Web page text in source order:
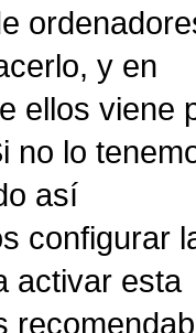
y en
ellos viene
no lo
así
configurar
activar esta